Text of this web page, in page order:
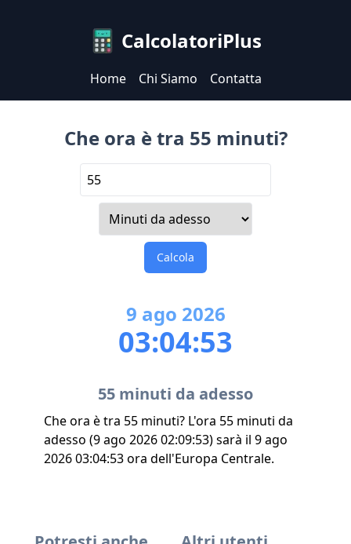
CalcolatoriPlus
Home Chi Siamo Contatta
Che ora è tra 55 minuti?
Calcola
9 ago 2026
03:04:53
55 minuti da adesso
Che ora è tra 55 minuti? L'ora 55 minuti da
adesso (9 ago 2026 02:09:53) sarà il 9 ago
2026 03:04:53 ora dell'Europa Centrale.